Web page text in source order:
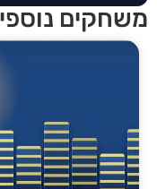
נוספים: